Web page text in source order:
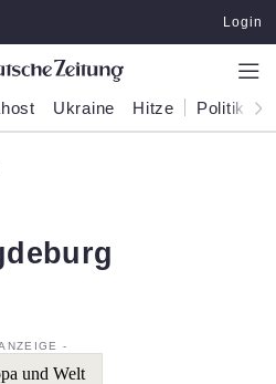
Login
Ukraine Hitze Politik
und Welt